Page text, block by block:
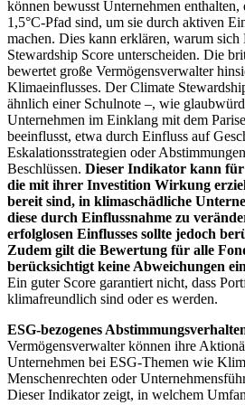
können bewusst Unternehmen
1,5°C-Pfad sind, um sie durch aktiven
machen. Dies kann erklären, warum sich
Stewardship Score unterscheiden. Die
bewertet große Vermögensverwalter
Klimaeinflusses. Der Climate
ähnlich einer Schulnote –, wie
Unternehmen im Einklang mit dem
beeinflusst, etwa durch Einfluss auf
Eskalationsstrategien oder
Beschlüssen. Dieser Indikator kann für
die mit ihrer Investition Wirkung
bereit sind, in klimaschädliche
diese durch Einflussnahme zu
erfolglosen Einflusses sollte jedoch
Zudem gilt die Bewertung für alle
berücksichtigt keine Abweichungen
Ein guter Score garantiert nicht, dass
klimafreundlich sind oder es werden.
ESG-bezogenes
Vermögensverwalter können ihre
Unternehmen bei ESG-Themen wie
Menschenrechten oder
Dieser Indikator zeigt, in welchem